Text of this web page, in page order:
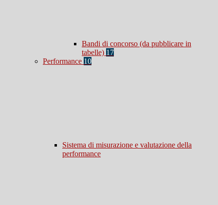
Bandi di concorso (da pubblicare in
tabelle) 17
Performance 10
Sistema di misurazione e valutazione della
performance